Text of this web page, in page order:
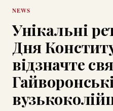
NEWS
Унікальні
Дня
відзначте